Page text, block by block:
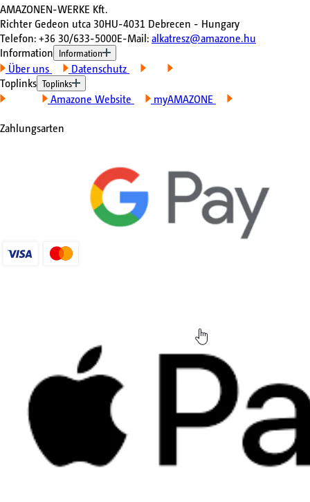
AMAZONEN-WERKE Kft.
Richter Gedeon utca 30HU-4031 Debrecen - Hungary
Telefon:+36 30/633-5000E-Mail:alkatresz@amazone.hu
Information Information
Über uns Datenschutz
Toplinks Toplinks
Amazone Website myAMAZONE
Zahlungsarten